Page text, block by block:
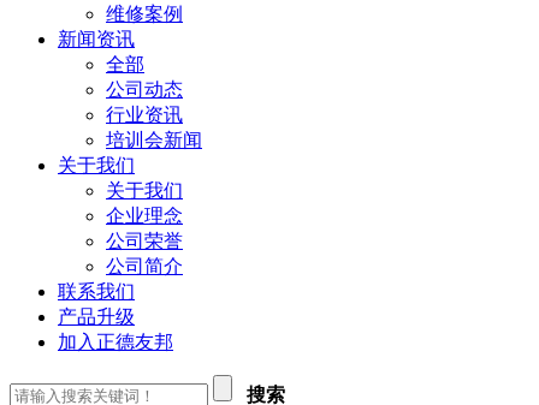
维修案例
新闻资讯
全部
公司动态
行业资讯
培训会新闻
关于我们
关于我们
企业理念
公司荣誉
公司简介
联系我们
产品升级
加入正德友邦
搜索